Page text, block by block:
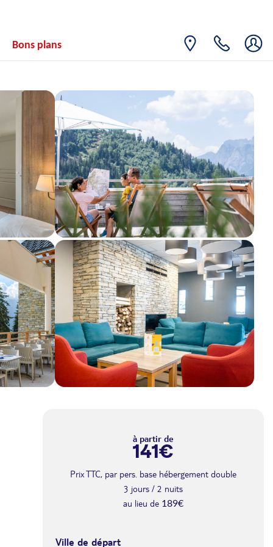
Bons plans
à partir de
141€
Prix TTC, par pers. base hébergement double
3 jours / 2 nuits
au lieu de 189€
Ville de départ
août 2026
13
au lieu de 216€
15/08/2026
178€